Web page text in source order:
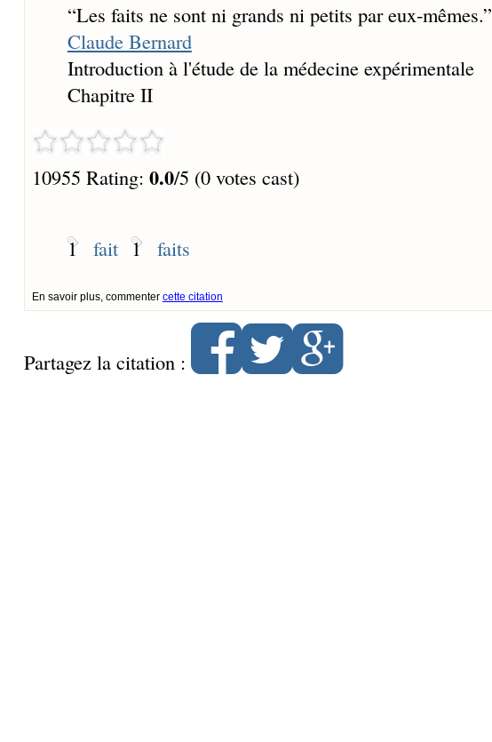
“Les faits ne sont ni grands ni petits par eux-mêmes.”
Claude Bernard
Introduction à l'étude de la médecine expérimentale
Chapitre II
10955 Rating: 0.0/5 (0 votes cast)
1 fait 1 faits
En savoir plus, commenter cette citation
Partagez la citation :